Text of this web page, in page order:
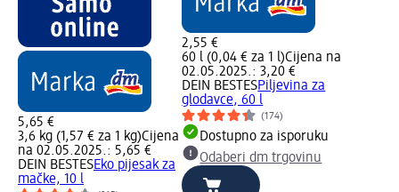
5,65 €
3,6 kg (1,57 € za 1 kg)Cijena
na 02.05.2025.: 5,65 €
DEIN BESTESEko pijesak za
mačke, 10 l
2,55 €
60 l (0,04 € za 1 l)Cijena na
02.05.2025.: 3,20 €
DEIN BESTESPiljevina za
glodavce, 60 l
(174)
Dostupno za isporuku
Odaberi dm trgovinu